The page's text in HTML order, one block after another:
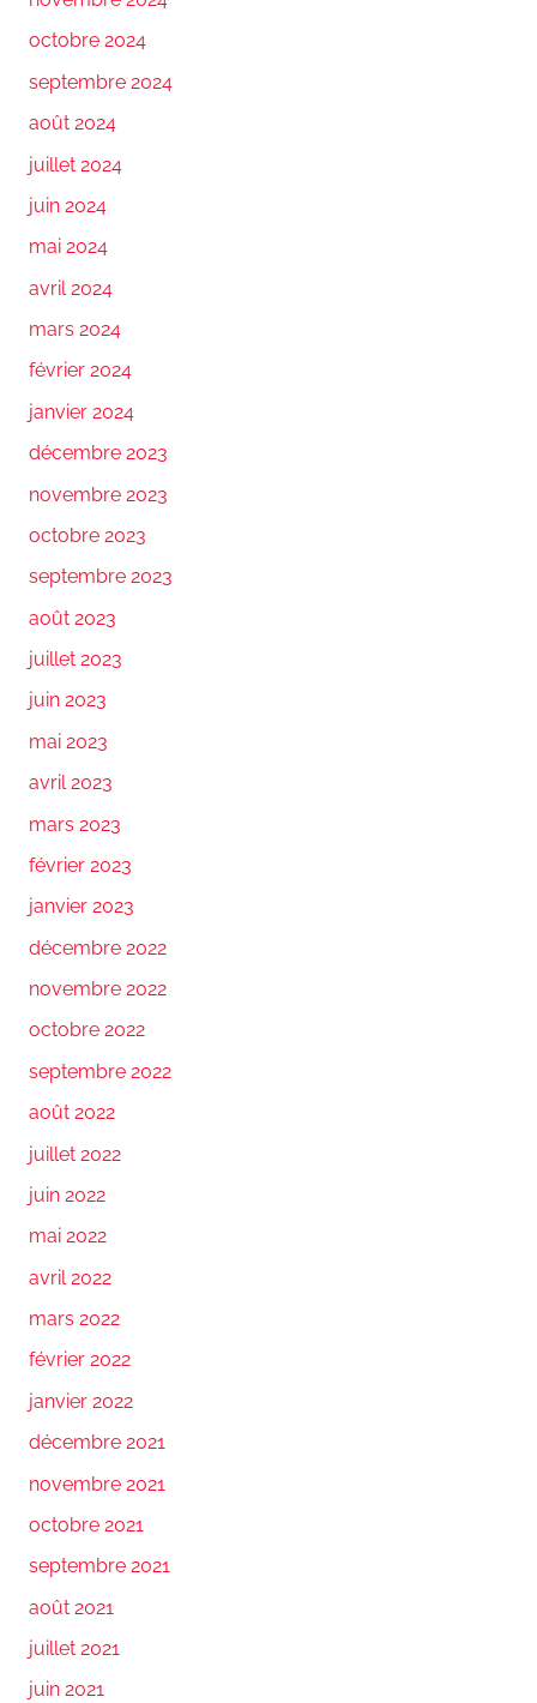
octobre 2024
septembre 2024
août 2024
juillet 2024
juin 2024
mai 2024
avril 2024
mars 2024
février 2024
janvier 2024
décembre 2023
novembre 2023
octobre 2023
septembre 2023
août 2023
juillet 2023
juin 2023
mai 2023
avril 2023
mars 2023
février 2023
janvier 2023
décembre 2022
novembre 2022
octobre 2022
septembre 2022
août 2022
juillet 2022
juin 2022
mai 2022
avril 2022
mars 2022
février 2022
janvier 2022
décembre 2021
novembre 2021
octobre 2021
septembre 2021
août 2021
juillet 2021
juin 2021